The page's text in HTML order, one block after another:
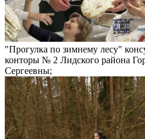
"Прогулка по зимнему лесу"
конторы № 2 Лидского района
Сергеевны;